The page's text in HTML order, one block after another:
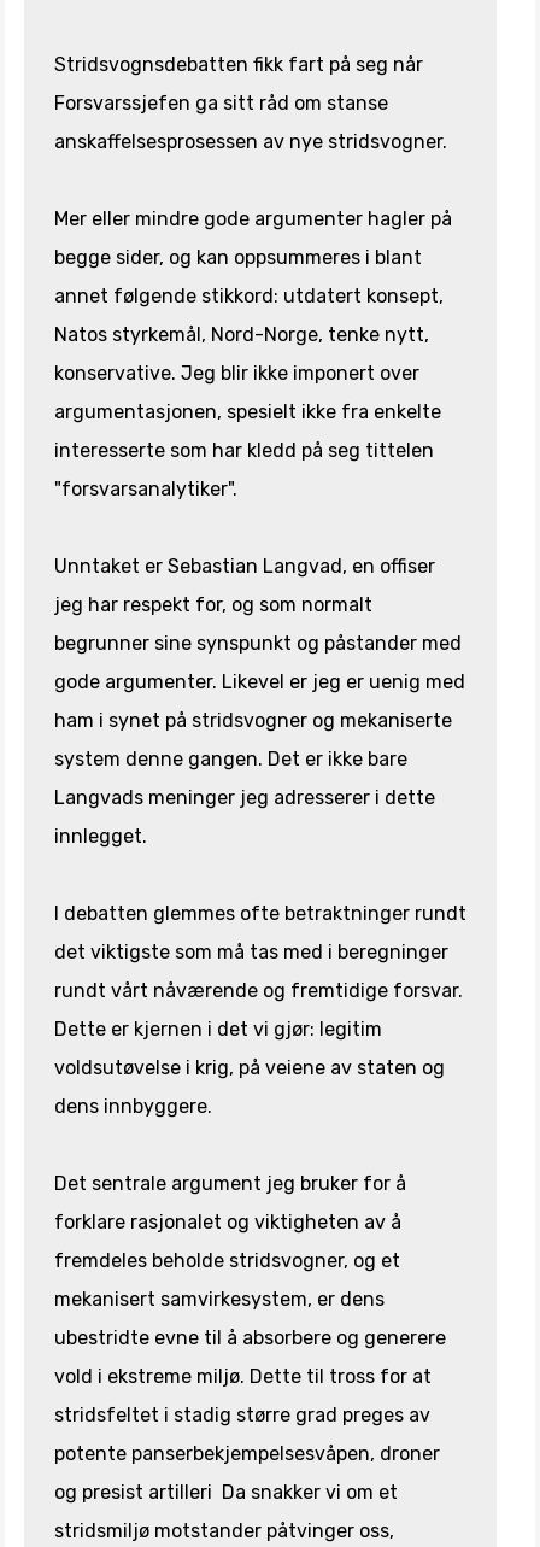
Stridsvognsdebatten fikk fart på seg når
Forsvarssjefen ga sitt råd om stanse
anskaffelsesprosessen av nye stridsvogner.
Mer eller mindre gode argumenter hagler på
begge sider, og kan oppsummeres i blant
annet følgende stikkord: utdatert konsept,
Natos styrkemål, Nord-Norge, tenke nytt,
konservative. Jeg blir ikke imponert over
argumentasjonen, spesielt ikke fra enkelte
interesserte som har kledd på seg tittelen
"forsvarsanalytiker".
Unntaket er Sebastian Langvad, en offiser
jeg har respekt for, og som normalt
begrunner sine synspunkt og påstander med
gode argumenter. Likevel er jeg er uenig med
ham i synet på stridsvogner og mekaniserte
system denne gangen. Det er ikke bare
Langvads meninger jeg adresserer i dette
innlegget.
I debatten glemmes ofte betraktninger rundt
det viktigste som må tas med i beregninger
rundt vårt nåværende og fremtidige forsvar.
Dette er kjernen i det vi gjør: legitim
voldsutøvelse i krig, på veiene av staten og
dens innbyggere.
Det sentrale argument jeg bruker for å
forklare rasjonalet og viktigheten av å
fremdeles beholde stridsvogner, og et
mekanisert samvirkesystem, er dens
ubestridte evne til å absorbere og generere
vold i ekstreme miljø. Dette til tross for at
stridsfeltet i stadig større grad preges av
potente panserbekjempelsesvåpen, droner
og presist artilleri Da snakker vi om et
stridsmiljø motstander påtvinger oss,